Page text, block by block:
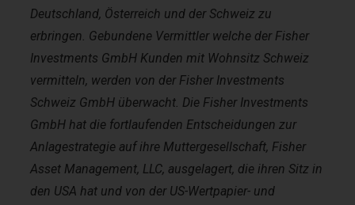
Deutschland, Österreich und der Schweiz zu
erbringen. Gebundene Vermittler welche der Fisher
Investments GmbH Kunden mit Wohnsitz Schweiz
vermitteln, werden von der Fisher Investments
Schweiz GmbH überwacht. Die Fisher Investments
GmbH hat die fortlaufenden Entscheidungen zur
Anlagestrategie auf ihre Muttergesellschaft, Fisher
Asset Management, LLC, ausgelagert, die ihren Sitz in
den USA hat und von der US-Wertpapier- und